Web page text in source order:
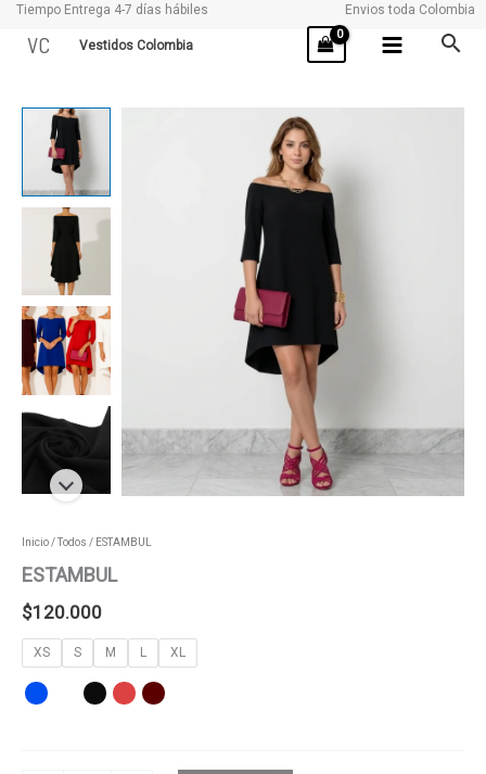
Tiempo Entrega 4-7 días hábiles Envios toda Colombia
VC Vestidos Colombia
Inicio/Todos / ESTAMBUL
ESTAMBUL
$120.000
XS S M L XL
ESTAMBUL
cantidad